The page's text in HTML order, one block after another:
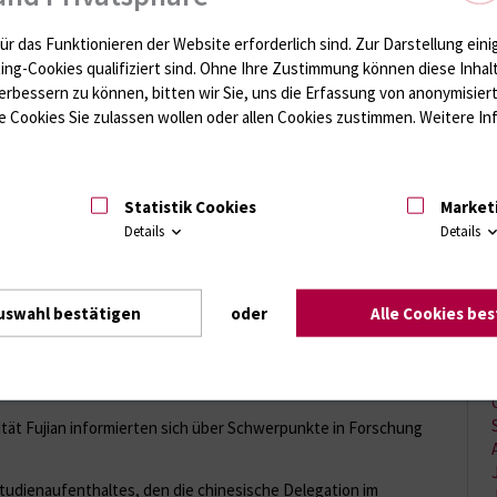
Universitätsklinikum Rostock behandelt
Universitätsklinikum Rostock behandelt. Die jungen
und befinden sich auf Stationen der
psychisch in relativ…
klinischer Spitzenforschung: Chinesische
Rostock
Fujian informierten sich über Schwerpunkte in Forschung
den die chinesische Delegation im
das Funktionieren der Website erforderlich sind. Zur Darstellung
Cookies qualifiziert sind. Ohne Ihre Zustimmung können diese
zu können, bitten wir Sie, uns die Erfassung von
Cookies Sie zulassen wollen oder allen Cookies zustimmen. Weitere
Statistik Cookies
Details Details
bestätigen oder Alle Cookies